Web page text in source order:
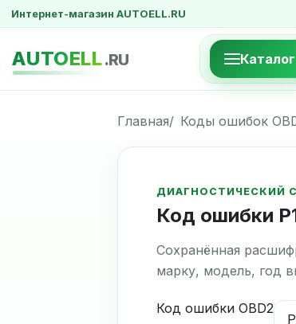
Интернет-магазин AUTOELL.RU
AUTOELL.RU Каталог
Главная Коды ошибок
ДИАГНОСТИЧЕСКИЙ
Код ошибки
Сохранённая
марку, модель, год
Код ошибки OBD2